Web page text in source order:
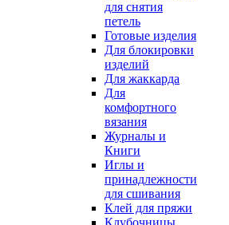
для снятия
петель
Готовые изделия
Для блокировки
изделий
Для жаккарда
Для
комфортного
вязания
Журналы и
Книги
Иглы и
принадлежности
для сшивания
Клей для пряжи
Клубочницы